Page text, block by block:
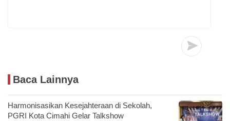
Baca Lainnya
Harmonisasikan Kesejahteraan di Sekolah,
PGRI Kota Cimahi Gelar Talkshow